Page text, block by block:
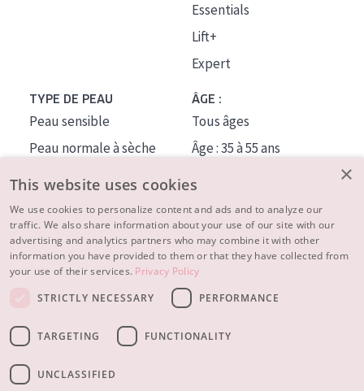
Essentials
Lift+
Expert
TYPE DE PEAU
Peau sensible
Peau normale à sèche
Peau mixte ou grasse
Peau mature
Peau ménopausée
ÂGE :
Tous âges
Âge : 35 à 55 ans
À PROPOS
CONSEILS BEAUTÉ
×
This website uses cookies
We use cookies to personalize content and ads and to analyze our
traffic. We also share information about your use of our site with our
advertising and analytics partners who may combine it with other
information you have provided to them or that they have collected from
your use of their services. Privacy Policy
STRICTLY NECESSARY
PERFORMANCE
TARGETING FUNCTIONALITY
UNCLASSIFIED